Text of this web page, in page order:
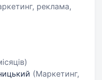
реклама,
(Маркетинг,